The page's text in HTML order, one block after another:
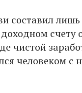
составил
счету
чистой
человеком с